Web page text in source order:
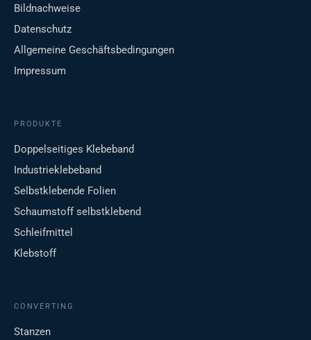
Bildnachweise
Datenschutz
Allgemeine Geschäftsbedingungen
Impressum
PRODUKTE
Doppelseitiges Klebeband
Industrieklebeband
Selbstklebende Folien
Schaumstoff selbstklebend
Schleifmittel
Klebstoff
CONVERTING
Stanzen